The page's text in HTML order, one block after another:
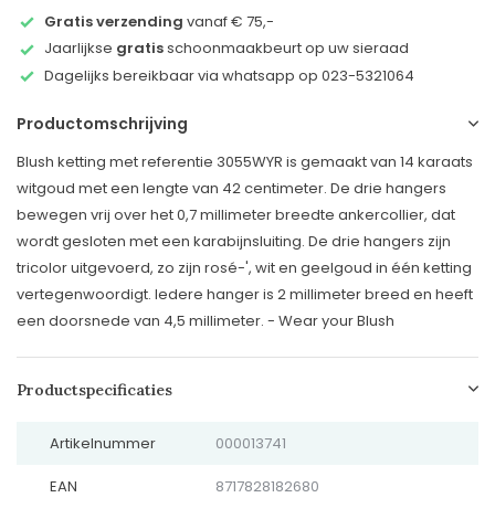
Gratis verzending vanaf € 75,-
Jaarlijkse gratisschoonmaakbeurt op uw sieraad
Dagelijks bereikbaar via whatsapp op 023-5321064
Productomschrijving
Blush ketting met referentie 3055WYR is gemaakt van 14 karaats
witgoud met een lengte van 42 centimeter. De drie hangers
bewegen vrij over het 0,7 millimeter breedte ankercollier, dat
wordt gesloten met een karabijnsluiting. De drie hangers zijn
tricolor uitgevoerd, zo zijn rosé-', wit en geelgoud in één ketting
vertegenwoordigt. Iedere hanger is 2 millimeter breed en heeft
een doorsnede van 4,5 millimeter. - Wear your Blush
Productspecificaties
Artikelnummer 000013741
EAN 8717828182680